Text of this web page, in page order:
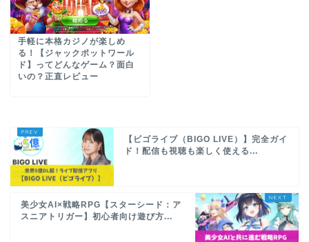
手軽に本格カジノが楽しめ
る！【ジャックポットワール
ド】ってどんなゲーム？面白
いの？正直レビュー
【ビゴライブ（BIGO LIVE）】完全ガイ
ド！配信も視聴も楽しく使える...
美少女AI×戦略RPG【スターシード：ア
スニアトリガー】初心者向け遊び方...